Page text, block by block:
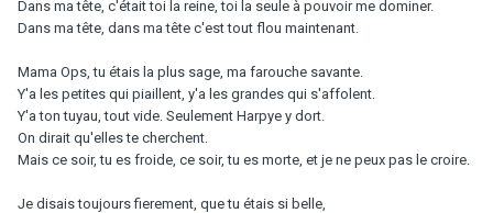
Dans ma tête, c'était toi la reine, toi la seule à pouvoir me dominer.
Dans ma tête, dans ma tête c'est tout flou maintenant.
Mama Ops, tu étais la plus sage, ma farouche savante.
Y'a les petites qui piaillent, y'a les grandes qui s'affolent.
Y'a ton tuyau, tout vide. Seulement Harpye y dort.
On dirait qu'elles te cherchent.
Mais ce soir, tu es froide, ce soir, tu es morte, et je ne peux pas le croire.
Je disais toujours fierement, que tu étais si belle,